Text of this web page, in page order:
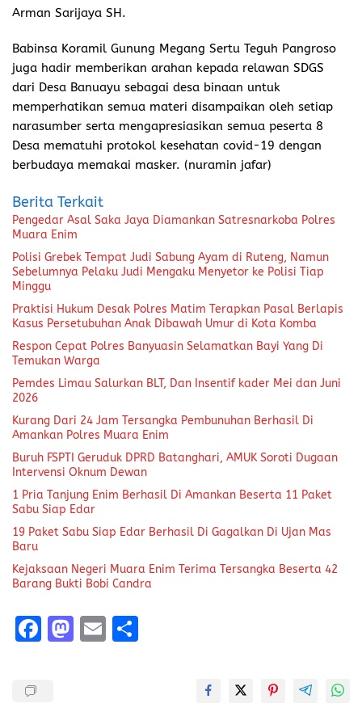
Arman Sarijaya SH.
Babinsa Koramil Gunung Megang Sertu Teguh Pangroso
juga hadir memberikan arahan kepada relawan SDGS
dari Desa Banuayu sebagai desa binaan untuk
memperhatikan semua materi disampaikan oleh setiap
narasumber serta mengapresiasikan semua peserta 8
Desa mematuhi protokol kesehatan covid-19 dengan
berbudaya memakai masker. (nuramin jafar)
Berita Terkait
Pengedar Asal Saka Jaya Diamankan Satresnarkoba Polres
Muara Enim
Polisi Grebek Tempat Judi Sabung Ayam di Ruteng, Namun
Sebelumnya Pelaku Judi Mengaku Menyetor ke Polisi Tiap
Minggu
Praktisi Hukum Desak Polres Matim Terapkan Pasal Berlapis
Kasus Persetubuhan Anak Dibawah Umur di Kota Komba
Respon Cepat Polres Banyuasin Selamatkan Bayi Yang Di
Temukan Warga
Pemdes Limau Salurkan BLT, Dan Insentif kader Mei dan Juni
2026
Kurang Dari 24 Jam Tersangka Pembunuhan Berhasil Di
Amankan Polres Muara Enim
Buruh FSPTI Geruduk DPRD Batanghari, AMUK Soroti Dugaan
Intervensi Oknum Dewan
1 Pria Tanjung Enim Berhasil Di Amankan Beserta 11 Paket
Sabu Siap Edar
19 Paket Sabu Siap Edar Berhasil Di Gagalkan Di Ujan Mas
Baru
Kejaksaan Negeri Muara Enim Terima Tersangka Beserta 42
Barang Bukti Bobi Candra
F
M E